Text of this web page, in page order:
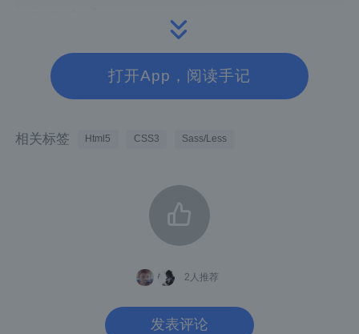
  // 验证通过时按钮的样式
  &:valid {
    &~button {
      pointer-events: all;
      &::after {
  &:invalid {
    &~button {
pointer-events: none; // 去除点
打开App，阅读手记
相关标签 Html5 CSS3 Sass/Less
2 人推荐
发表评论